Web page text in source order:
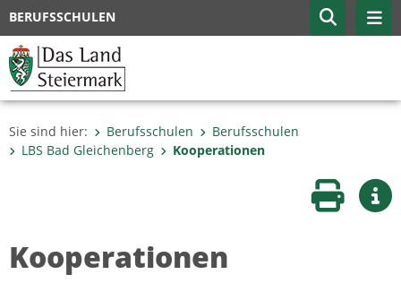
BERUFSSCHULEN
Sie sind hier: Berufsschulen
Berufsschulen
LBS Bad Gleichenberg
Kooperationen
Seite
Kooperationen